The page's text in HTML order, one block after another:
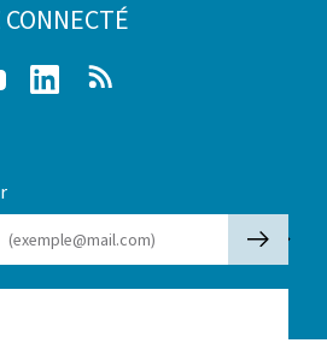
Youtube LinkedIn
🡒